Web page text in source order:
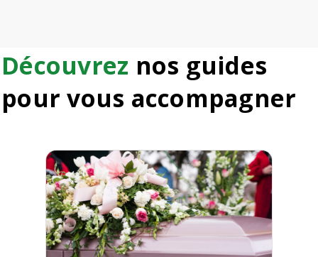
Découvrez nos guides
pour vous accompagner